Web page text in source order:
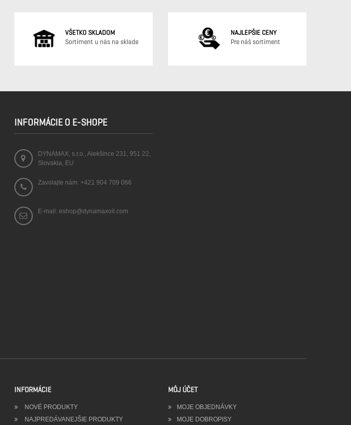
VŠETKO SKLADOM
Sortiment u nás na sklade
NAJLEPŠIE CENY
Pre náš sortiment
INFORMÁCIE O E-SHOPE
DYNAMAX, s.r.o., Alekšince 231, 951 22,
Slovakia, EU
Zavolajte nám: +421 904 709 066
E-mail: eshop@dynamaxoil.com
INFORMÁCIE
NOVÉ PRODUKTY
NAJPREDÁVANEJŠIE PRODUKTY
MÔJ ÚČET
MOJE OBJEDNÁVKY
MOJE DOBROPISY